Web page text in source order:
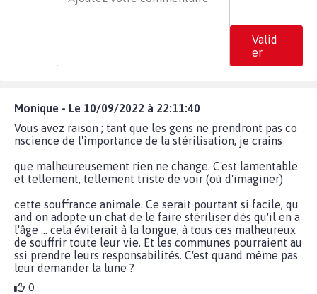
Valid
er
Monique - Le 10/09/2022 à 22:11:40
Vous avez raison ; tant que les gens ne prendront pas co
nscience de l'importance de la stérilisation, je crains
que malheureusement rien ne change. C'est lamentable
et tellement, tellement triste de voir (où d'imaginer)
cette souffrance animale. Ce serait pourtant si facile, qu
and on adopte un chat de le faire stériliser dès qu'il en a
l'âge ... cela éviterait à la longue, à tous ces malheureux
de souffrir toute leur vie. Et les communes pourraient au
ssi prendre leurs responsabilités. C'est quand même pas
leur demander la lune ?
0